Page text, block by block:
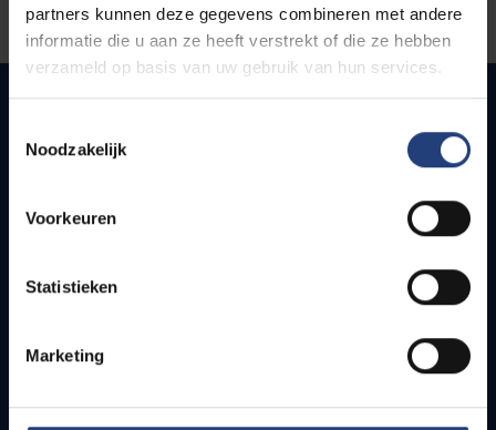
partners kunnen deze gegevens combineren met andere
informatie die u aan ze heeft verstrekt of die ze hebben
verzameld op basis van uw gebruik van hun services.
Noodzakelijk
Voorkeuren
Statistieken
Marketing
Quick links
How to get to the VUB campuses